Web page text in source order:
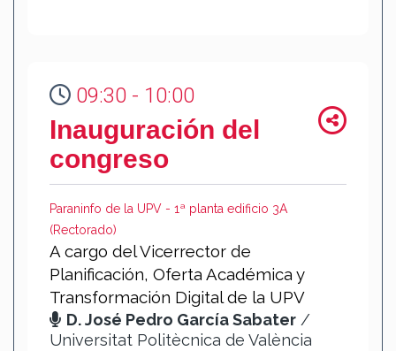
09:30 - 10:00
Inauguración del
congreso
Paraninfo de la UPV - 1ª planta edificio 3A
(Rectorado)
A cargo del Vicerrector de
Planificación, Oferta Académica y
Transformación Digital de la UPV
D. José Pedro García Sabater /
Universitat Politècnica de València